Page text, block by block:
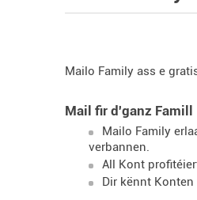
Mailo Family ass e
Mail fir d'ganz Famill
Mailo Family
verbannen.
All Kont
Dir kënnt